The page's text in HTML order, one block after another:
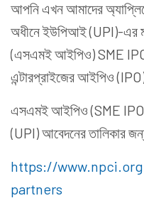
আপনি এখন আমাদের
অধীনে ইউপিআই (UPI)-এর
(এসএমই আইপিও) SME IPO-
এন্টারপ্রাইজের আইপিও
এসএমই আইপিও (SME
(UPI) আবেদনের তালিকার
https://
partners